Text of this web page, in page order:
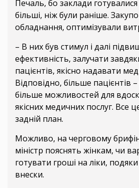
Печаль, бо заклади
більші, ніж були раніше.
обладнання, оптимізували
– В них був стимул і далі
ефективність, залучати
пацієнтів, якісно надавати
Відповідно, більше пацієнтів
більше можливостей для
якісних медичних послуг. Все
задній план.
Можливо, на черговому
міністр пояснять жінкам, чи
готувати гроші на ліки, подяки
внески.